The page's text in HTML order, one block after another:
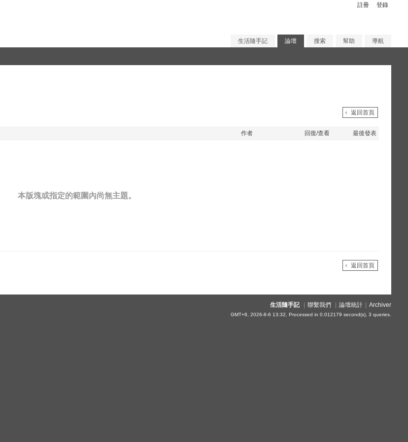
註冊 登錄
生活隨手記 論壇 搜索 幫助 導航
返回首頁
作者 回復/查看 最後發表
本版塊或指定的範圍內尚無主題。
返回首頁
生活隨手記 聯繫我們 論壇統計 Archiver
GMT+8, 2026-8-6 13:32,Processed in 0.012179 second(s), 3 queries